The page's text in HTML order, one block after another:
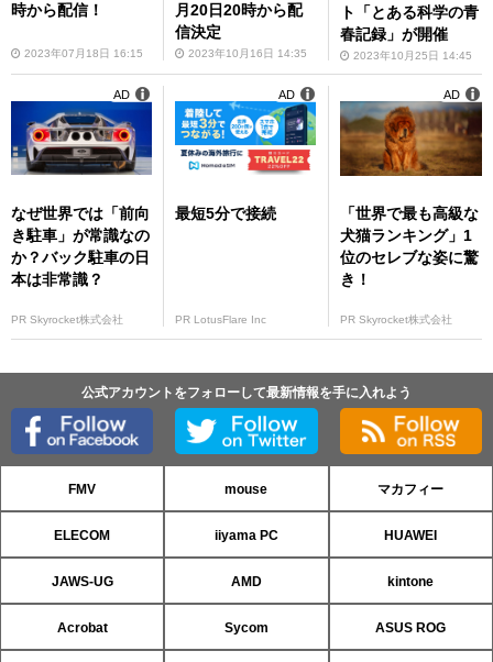
時から配信！
2023年07月18日 16:15
月20日20時から配
信決定
2023年10月16日 14:35
ト「とある科学の青
春記録」が開催
2023年10月25日 14:45
なぜ世界では「前向
き駐車」が常識なの
か？バック駐車の日
本は非常識？
PR Skyrocket株式会社
AD
最短5分で接続
PR LotusFlare Inc
AD
「世界で最も高級な
犬猫ランキング」1
位のセレブな姿に驚
き！
PR Skyrocket株式会社
AD
公式アカウントをフォローして最新情報を手に入れよう
FMV mouse マカフィー
ELECOM iiyama PC HUAWEI
JAWS-UG AMD kintone
Acrobat Sycom ASUS ROG